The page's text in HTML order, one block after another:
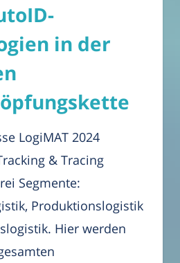
in der
LogiMAT 2024
& Tracing
Segmente:
Produktionslogistik
Hier werden